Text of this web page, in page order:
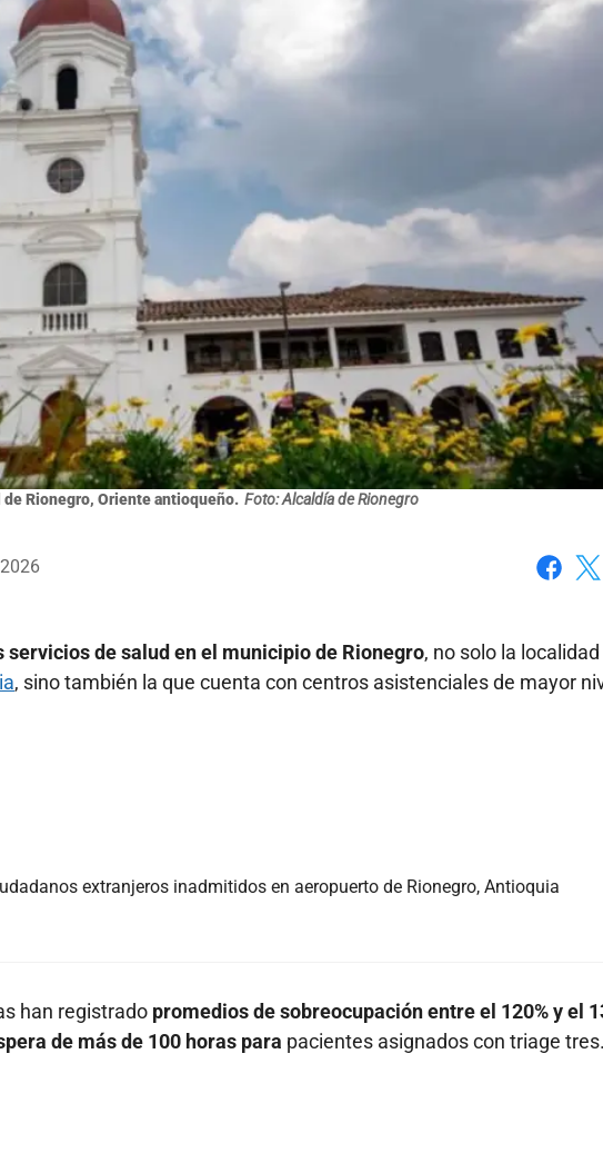
Rionegro, Oriente antioqueño. Foto: Alcaldía de Rionegro
servicios desalud en el municipio de Rionegro, no solo la
, sino también la que cuenta con centros asistenciales de mayor
extranjeros inadmitidos en aeropuerto de Rionegro, Antioquia
han registrado promedios de sobreocupación entre el 120% y el
de más de 100 horas para pacientes asignados con triage